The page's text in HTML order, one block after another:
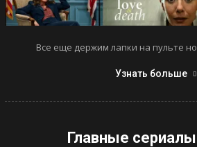
Все еще держим лапки на пульте
Узнать больше
Главные